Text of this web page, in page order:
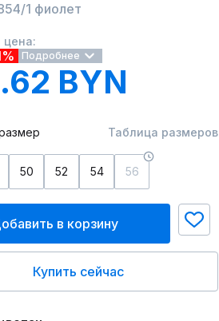
1 фиолет
цена:
Подробнее
BYN
Таблица размеров
50 52 54 56
в корзину
Купить сейчас